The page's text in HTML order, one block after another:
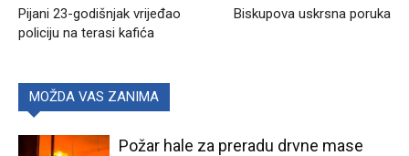
Pijani 23-godišnjak vrijeđao
policiju na terasi kafića
Biskupova uskrsna poruka
MOŽDA VAS ZANIMA
Požar hale za preradu drvne mase